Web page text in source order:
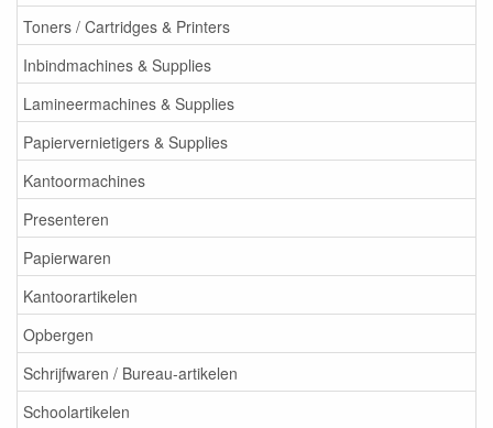
Toners / Cartridges & Printers
Inbindmachines & Supplies
Lamineermachines & Supplies
Papiervernietigers & Supplies
Kantoormachines
Presenteren
Papierwaren
Kantoorartikelen
Opbergen
Schrijfwaren / Bureau-artikelen
Schoolartikelen